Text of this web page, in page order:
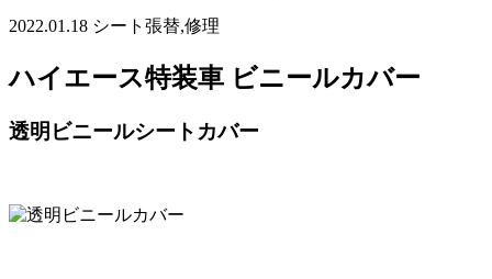
2022.01.18 シート張替,修理
ハイエース特装車 ビニールカバー
透明ビニールシートカバー